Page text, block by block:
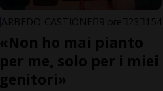
ARBEDO-CASTIONE 9 ore 23 154
«Non ho mai pianto
per me, solo per i miei
genitori»